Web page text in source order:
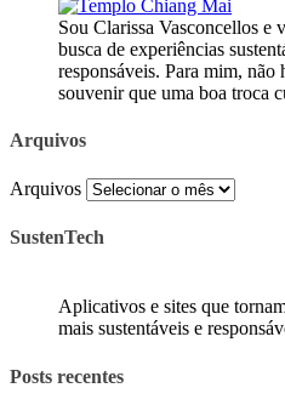
Sou Clarissa Vasconcellos e
busca de experiências
responsáveis. Para mim, não
souvenir que uma boa troca
Arquivos
Arquivos
SustenTech
Aplicativos e sites que
mais sustentáveis e
Posts recentes